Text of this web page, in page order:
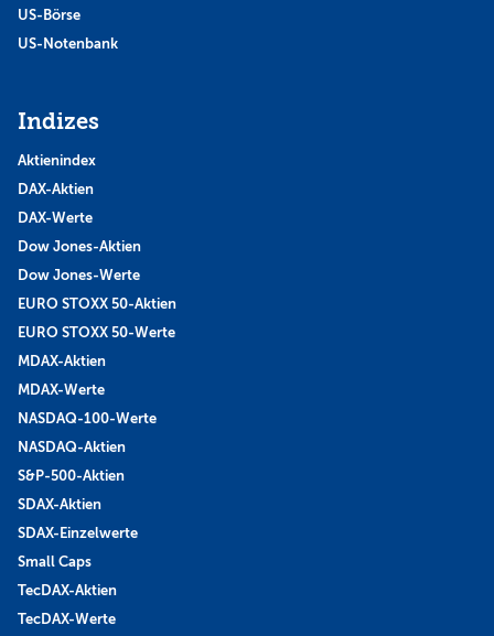
US-Börse
US-Notenbank
Indizes
Aktienindex
DAX-Aktien
DAX-Werte
Dow Jones-Aktien
Dow Jones-Werte
EURO STOXX 50-Aktien
EURO STOXX 50-Werte
MDAX-Aktien
MDAX-Werte
NASDAQ-100-Werte
NASDAQ-Aktien
S&P-500-Aktien
SDAX-Aktien
SDAX-Einzelwerte
Small Caps
TecDAX-Aktien
TecDAX-Werte